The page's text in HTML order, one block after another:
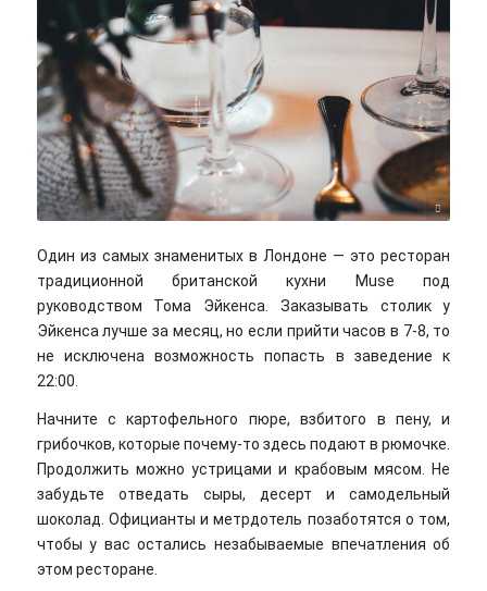
Suad Kamardeen/unsplash
Один из самых знаменитых в Лондоне — это ресторан
традиционной британской кухни Muse под
руководством Тома Эйкенса. Заказывать столик у
Эйкенса лучше за месяц, но если прийти часов в 7-8, то
не исключена возможность попасть в заведение к
22:00.
Начните с картофельного пюре, взбитого в пену, и
грибочков, которые почему-то здесь подают в рюмочке.
Продолжить можно устрицами и крабовым мясом. Не
забудьте отведать сыры, десерт и самодельный
шоколад. Официанты и метрдотель позаботятся о том,
чтобы у вас остались незабываемые впечатления об
этом ресторане.